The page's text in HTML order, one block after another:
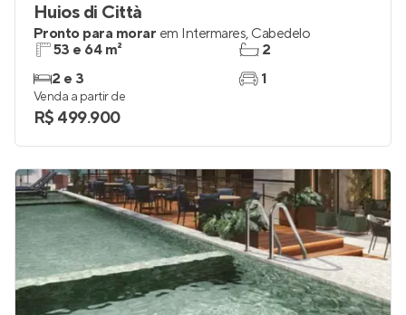
Huios di Città
Pronto para morar em Intermares, Cabedelo
53 e 64 m²
2 e 3
2
1
Venda a partir de
R$ 499.900